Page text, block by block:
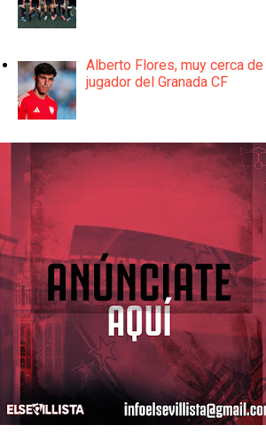
Alberto Flores, muy cerca
jugador del Granada CF